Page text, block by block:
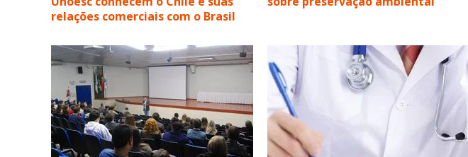
relações comerciais com o Brasil